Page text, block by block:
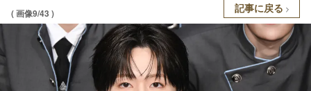
( 画像9/43 ) 記事に戻る